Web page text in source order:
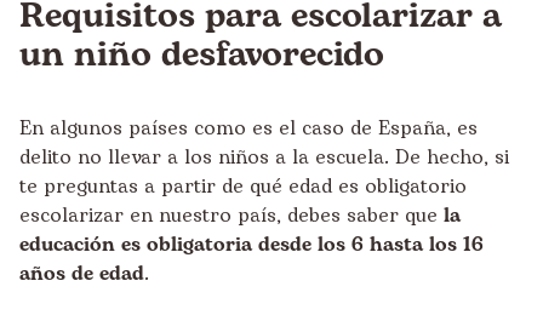
Requisitos para escolarizar a
un niño desfavorecido
En algunos países como es el caso de España, es
delito no llevar a los niños a la escuela. De hecho, si
te preguntas a partir de qué edad es obligatorio
escolarizar en nuestro país, debes saber que la
educación es obligatoria desde los 6 hasta los 16
años de edad.